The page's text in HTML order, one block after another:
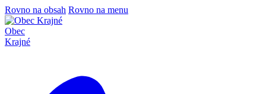
Rovno na obsah Rovno na menu
Obec
Krajné